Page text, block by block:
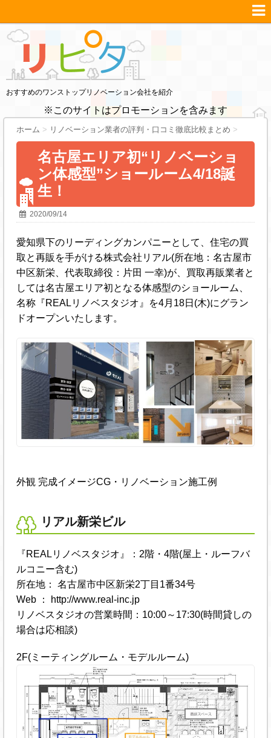
おすすめのワンストップリノベーション会社を紹介
※このサイトはプロモーションを含みます
ホーム > リノベーション業者の評判・口コミ徹底比較まとめ >
名古屋エリア初“リノベーショ
ン体感型”ショールーム4/18誕
生！
2020/09/14
愛知県下のリーディングカンパニーとして、住宅の買
取と再販を手がける株式会社リアル(所在地：名古屋市
中区新栄、代表取締役：片田 一幸)が、買取再販業者と
しては名古屋エリア初となる体感型のショールーム、
名称『REALリノベスタジオ』を4月18日(木)にグラン
ドオープンいたします。
外観 完成イメージCG・リノベーション施工例
リアル新栄ビル
『REALリノベスタジオ』：2階・4階(屋上・ルーフバ
ルコニー含む)
所在地： 名古屋市中区新栄2丁目1番34号
Web ： http://www.real-inc.jp
リノベスタジオの営業時間：10:00～17:30(時間貸しの
場合は応相談)
2F(ミーティングルーム・モデルルーム)